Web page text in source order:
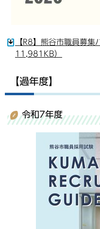
【R8】熊谷市職員募集
11,981KB）
【過年度】
令和7年度